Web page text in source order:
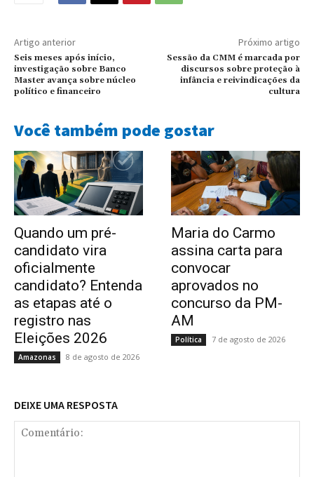
Artigo anterior
Seis meses após início,
investigação sobre Banco
Master avança sobre núcleo
político e financeiro
Próximo artigo
Sessão da CMM é marcada por
discursos sobre proteção à
infância e reivindicações da
cultura
Você também pode gostar
Quando um pré-
candidato vira
oficialmente
candidato? Entenda
as etapas até o
registro nas
Eleições 2026
Amazonas 8 de agosto de 2026
Maria do Carmo
assina carta para
convocar
aprovados no
concurso da PM-
AM
Política 7 de agosto de 2026
DEIXE UMA RESPOSTA